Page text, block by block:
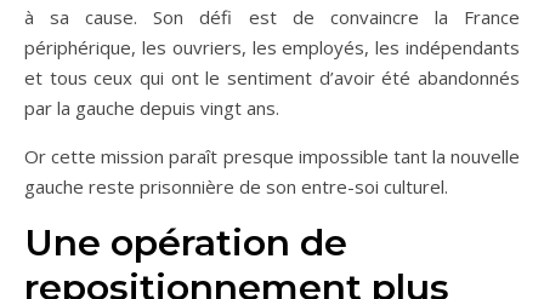
à sa cause. Son défi est de convaincre la France
périphérique, les ouvriers, les employés, les indépendants
et tous ceux qui ont le sentiment d’avoir été abandonnés
par la gauche depuis vingt ans.
Or cette mission paraît presque impossible tant la nouvelle
gauche reste prisonnière de son entre-soi culturel.
Une opération de
repositionnement plus